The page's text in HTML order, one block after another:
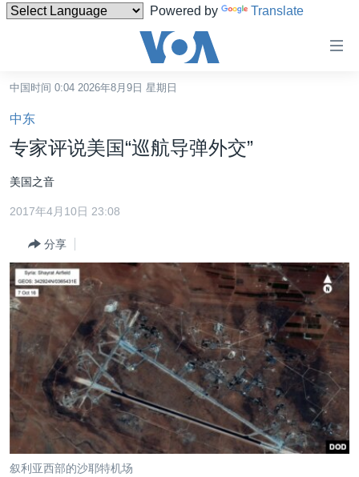
Powered by Translate
碍
链
接
转
内
转
到
导
转
到
检
索
中国
台湾
港澳
国际
最新国际新闻
印太
中东
非洲
美洲
分类新闻
经济·金融·贸易
人权·法律·宗教
科教·文娱·体健
军事
劳工
美中关系
热点专题
白宫要闻
国会报道
美中关系
美国建国250周年
VOA视频
VOA今日焦点
中文广播
关注我们
中国时间 0:04 2026年8月9日 星期日
中东
专家评说美国“巡航导弹外交”
美国之音
2017年4月10日 23:08
分享
叙利亚西部的沙耶特机场